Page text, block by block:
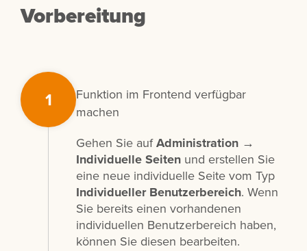
Vorbereitung
1
Funktion im Frontend verfügbar
machen
Gehen Sie aufAdministration →
Individuelle Seiten und erstellen Sie
eine neue individuelle Seite vom Typ
Individueller Benutzerbereich. Wenn
Sie bereits einen vorhandenen
individuellen Benutzerbereich haben,
können Sie diesen bearbeiten.